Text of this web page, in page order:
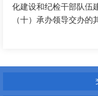
化建设和纪检干部队伍
（十）承办领导交办的